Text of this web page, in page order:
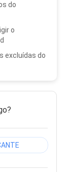
do
o
excluídas do